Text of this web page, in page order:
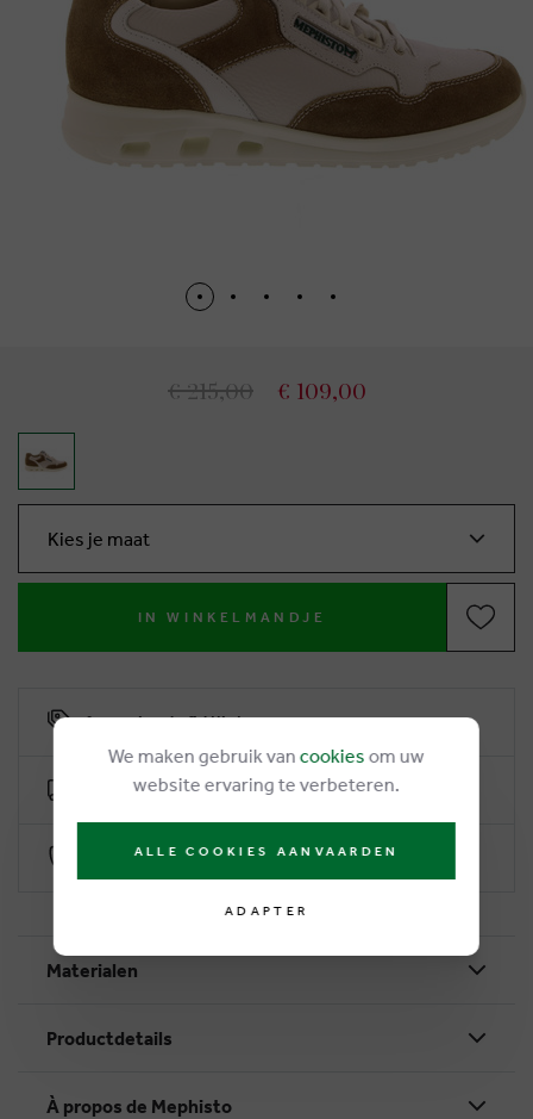
€ 215,00 € 109,00
Kies je maat
IN WINKELMANDJE
6% remise de fidélité
Livraison gratuite dès €50
Paiement sécurisé par Worldline
Materialen
Productdetails
À propos de Mephisto
We maken gebruik van cookies om uw
website ervaring te verbeteren.
ALLE COOKIES AANVAARDEN
ADAPTER